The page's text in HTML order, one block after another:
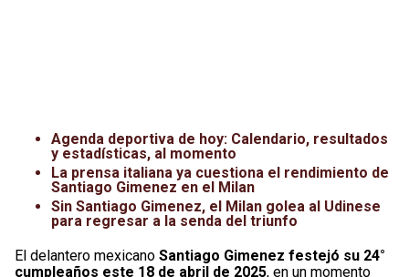
Agenda deportiva de hoy: Calendario, resultados
y estadísticas, al momento
La prensa italiana ya cuestiona el rendimiento de
Santiago Gimenez en el Milan
Sin Santiago Gimenez, el Milan golea al Udinese
para regresar a la senda del triunfo
El delantero mexicano Santiago Gimenez festejó su 24°
cumpleaños este 18 de abril de 2025, en un momento